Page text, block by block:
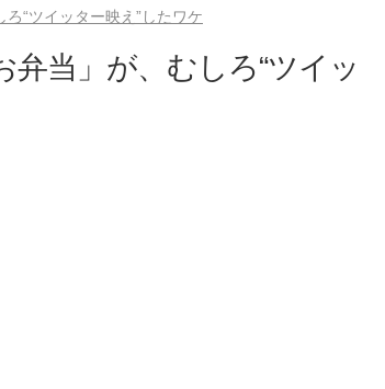
“ツイッター映え”したワケ
当」が、むしろ“ツイッ